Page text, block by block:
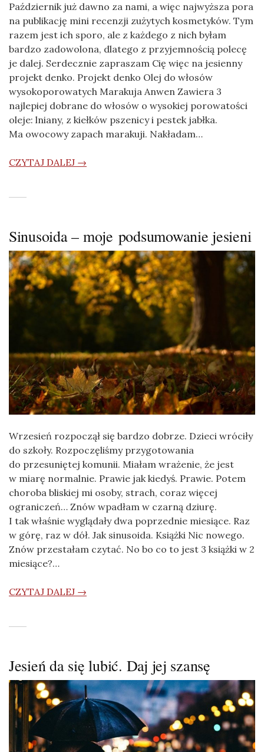
Październik już dawno za nami, a więc najwyższa pora
na publikację mini recenzji zużytych kosmetyków. Tym
razem jest ich sporo, ale z każdego z nich byłam
bardzo zadowolona, dlatego z przyjemnością polecę
je dalej. Serdecznie zapraszam Cię więc na jesienny
projekt denko. Projekt denko Olej do włosów
wysokoporowatych Marakuja Anwen Zawiera 3
najlepiej dobrane do włosów o wysokiej porowatości
oleje: lniany, z kiełków pszenicy i pestek jabłka.
Ma owocowy zapach marakuji. Nakładam…
CZYTAJ DALEJ →
Sinusoida – moje podsumowanie jesieni
Wrzesień rozpoczął się bardzo dobrze. Dzieci wróciły
do szkoły. Rozpoczęliśmy przygotowania
do przesuniętej komunii. Miałam wrażenie, że jest
w miarę normalnie. Prawie jak kiedyś. Prawie. Potem
choroba bliskiej mi osoby, strach, coraz więcej
ograniczeń… Znów wpadłam w czarną dziurę.
I tak właśnie wyglądały dwa poprzednie miesiące. Raz
w górę, raz w dół. Jak sinusoida. Książki Nic nowego.
Znów przestałam czytać. No bo co to jest 3 książki w 2
miesiące?…
CZYTAJ DALEJ →
Jesień da się lubić. Daj jej szansę